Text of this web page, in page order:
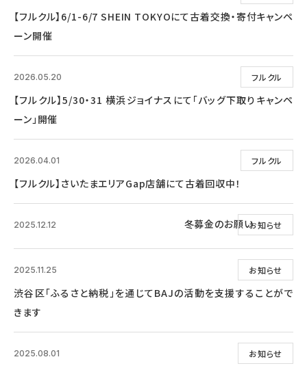
【フルクル】6/1-6/7 SHEIN TOKYOにて古着交換・寄付キャンペ
ーン開催
フルクル
2026.05.20
【フルクル】5/30・31 横浜ジョイナスにて「バッグ下取りキャンペ
ーン」開催
フルクル
2026.04.01
【フルクル】さいたまエリアGap店舗にて古着回収中！
お知らせ
2025.12.12 冬募金のお願い
お知らせ
2025.11.25
渋谷区「ふるさと納税」を通じてBAJの活動を支援することがで
きます
お知らせ
2025.08.01